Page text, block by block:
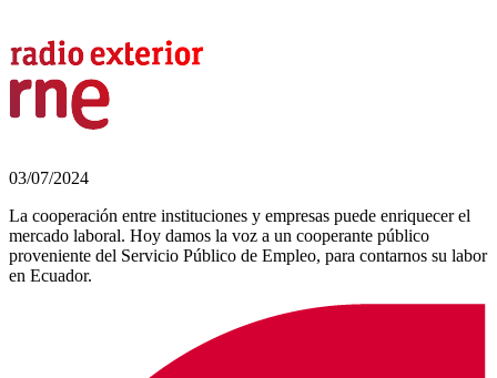
03/07/2024
La cooperación entre instituciones y empresas puede enriquecer el
mercado laboral. Hoy damos la voz a un cooperante público
proveniente del Servicio Público de Empleo, para contarnos su labor
en Ecuador.